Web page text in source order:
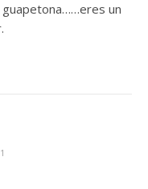
guapetona……eres un